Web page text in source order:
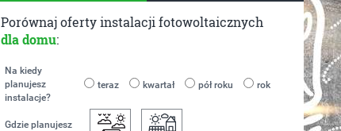
Porównaj oferty instalacji fotowoltaicznych
dla domu:
Na kiedy
planujesz
instalacje?
teraz kwartał pół roku rok
Gdzie planujesz